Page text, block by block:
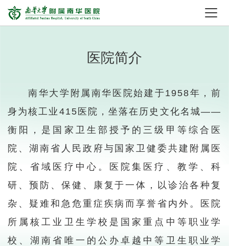
医院简介
南华大学附属南华医院始建于1958年，前
身为核工业415医院，坐落在历史文化名城——
衡阳，是国家卫生部授予的三级甲等综合医
院、湖南省人民政府与国家卫健委共建附属医
院、省域医疗中心。医院集医疗、教学、科
研、预防、保健、康复于一体，以诊治各种复
杂、疑难和急危重症疾病而享誉省内外。医院
所属核工业卫生学校是国家重点中等职业学
校、湖南省唯一的公办卓越中等卫生职业学